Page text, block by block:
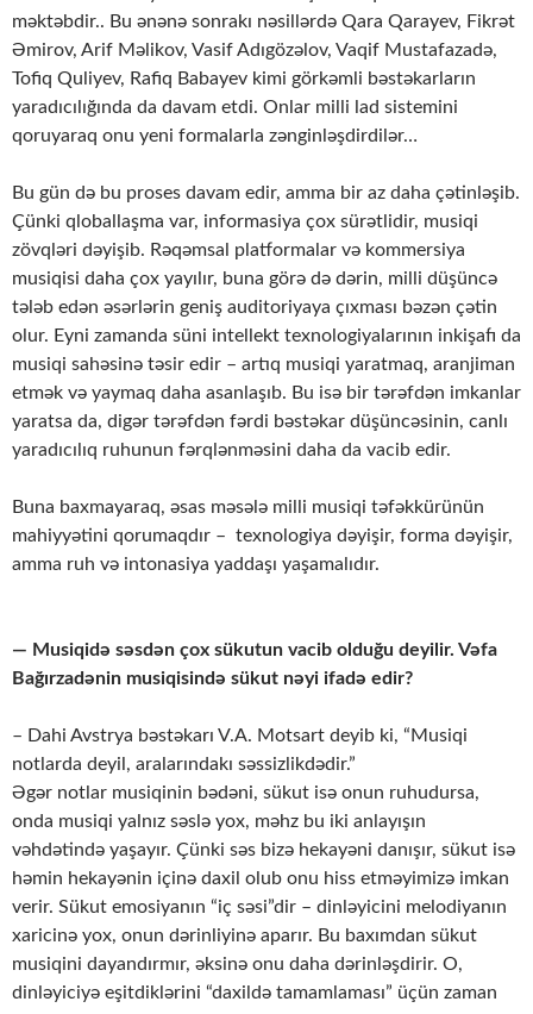
məktəbdir.. Bu ənənə sonrakı nəsillərdə Qara Qarayev, Fikrət
Əmirov, Arif Məlikov, Vasif Adıgözəlov, Vaqif Mustafazadə,
Tofiq Quliyev, Rafiq Babayev kimi görkəmli bəstəkarların
yaradıcılığında da davam etdi. Onlar milli lad sistemini
qoruyaraq onu yeni formalarla zənginləşdirdilər…
Bu gün də bu proses davam edir, amma bir az daha çətinləşib.
Çünki qloballaşma var, informasiya çox sürətlidir, musiqi
zövqləri dəyişib. Rəqəmsal platformalar və kommersiya
musiqisi daha çox yayılır, buna görə də dərin, milli düşüncə
tələb edən əsərlərin geniş auditoriyaya çıxması bəzən çətin
olur. Eyni zamanda süni intellekt texnologiyalarının inkişafı da
musiqi sahəsinə təsir edir – artıq musiqi yaratmaq, aranjiman
etmək və yaymaq daha asanlaşıb. Bu isə bir tərəfdən imkanlar
yaratsa da, digər tərəfdən fərdi bəstəkar düşüncəsinin, canlı
yaradıcılıq ruhunun fərqlənməsini daha da vacib edir.
Buna baxmayaraq, əsas məsələ milli musiqi təfəkkürünün
mahiyyətini qorumaqdır – texnologiya dəyişir, forma dəyişir,
amma ruh və intonasiya yaddaşı yaşamalıdır.
— Musiqidə səsdən çox sükutun vacib olduğu deyilir. Vəfa
Bağırzadənin musiqisində sükut nəyi ifadə edir?
– Dahi Avstrya bəstəkarı V.A. Motsart deyib ki, “Musiqi
notlarda deyil, aralarındakı səssizlikdədir.”
Əgər notlar musiqinin bədəni, sükut isə onun ruhudursa,
onda musiqi yalnız səslə yox, məhz bu iki anlayışın
vəhdətində yaşayır. Çünki səs bizə hekayəni danışır, sükut isə
həmin hekayənin içinə daxil olub onu hiss etməyimizə imkan
verir. Sükut emosiyanın “iç səsi”dir – dinləyicini melodiyanın
xaricinə yox, onun dərinliyinə aparır. Bu baxımdan sükut
musiqini dayandırmır, əksinə onu daha dərinləşdirir. O,
dinləyiciyə eşitdiklərini “daxildə tamamlaması” üçün zaman